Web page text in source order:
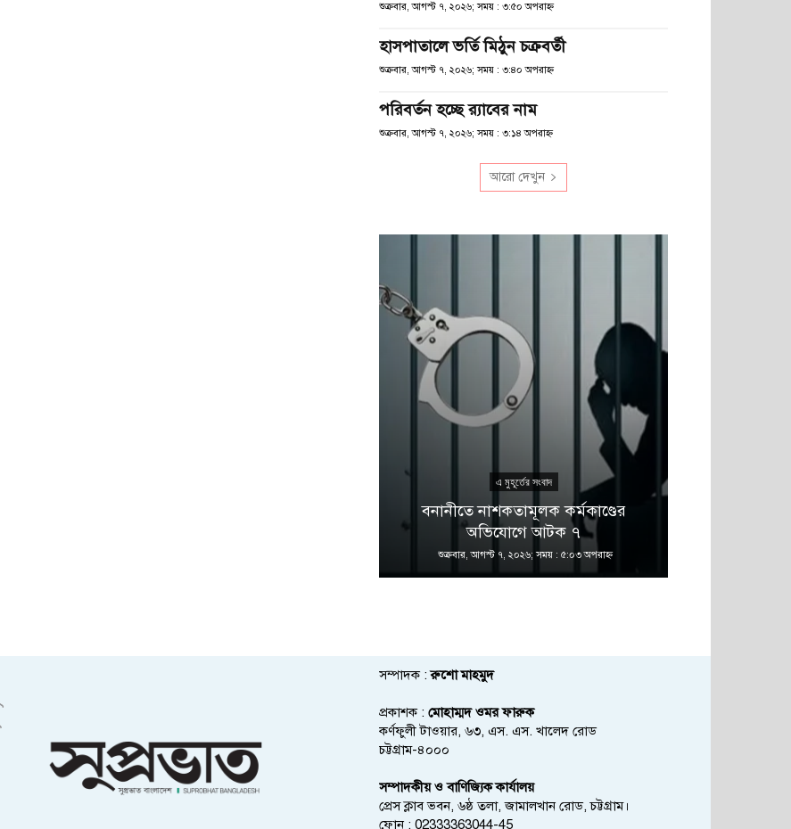
শুক্রবার, আগস্ট ৭, ২০২৬; সময় : ৩:৫০ অপরাহ্ণ
হাসপাতালে ভর্তি মিঠুন চক্রবর্তী
শুক্রবার, আগস্ট ৭, ২০২৬; সময় : ৩:৪০ অপরাহ্ণ
পরিবর্তন হচ্ছে র‌্যাবের নাম
শুক্রবার, আগস্ট ৭, ২০২৬; সময় : ৩:১৪ অপরাহ্ণ
আরো দেখুন
এ মুহূর্তের সংবাদ
বনানীতে নাশকতামূলক কর্মকাণ্ডের
অভিযোগে আটক ৭
শুক্রবার, আগস্ট ৭, ২০২৬; সময় : ৫:০৩ অপরাহ্ণ
সম্পাদক :রুশো মাহমুদ
প্রকাশক : মোহাম্মদ ওমর ফারুক
কর্ণফুলী টাওয়ার, ৬৩, এস. এস. খালেদ রোড
চট্টগ্রাম-৪০০০
সম্পাদকীয় ও বাণিজ্যিক কার্যালয়
প্রেস ক্লাব ভবন, ৬ষ্ঠ তলা, জামালখান রোড, চট্টগ্রাম।
ফোন : 02333363044-45